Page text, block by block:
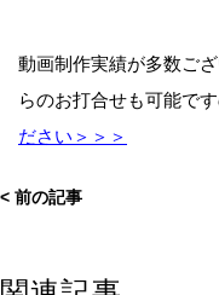
動画制作実績が多数ご
らのお打合せも可能です
ださい＞＞＞
< 前の記事